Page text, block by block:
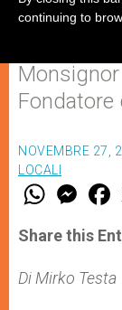
Monsignor
Fondatore
NOVEMBRE 27,
LOCALI
W
t
s
p
p
M
e
s
e
g
e
a
e
b
o
k
Share this
Di Mirko Testa
continuing to